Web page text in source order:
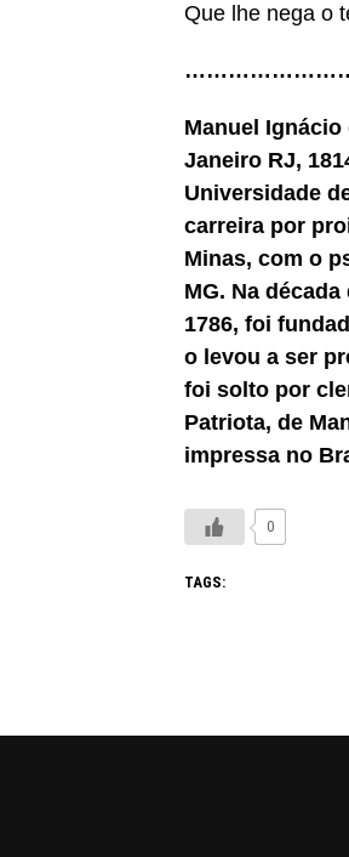
Que lhe nega o
Manuel Ignácio
Janeiro RJ,
Universidade
carreira por
Minas, com o
MG. Na
1786, foi
o levou a ser
foi solto por
Patriota, de
impressa no
0
TAGS: